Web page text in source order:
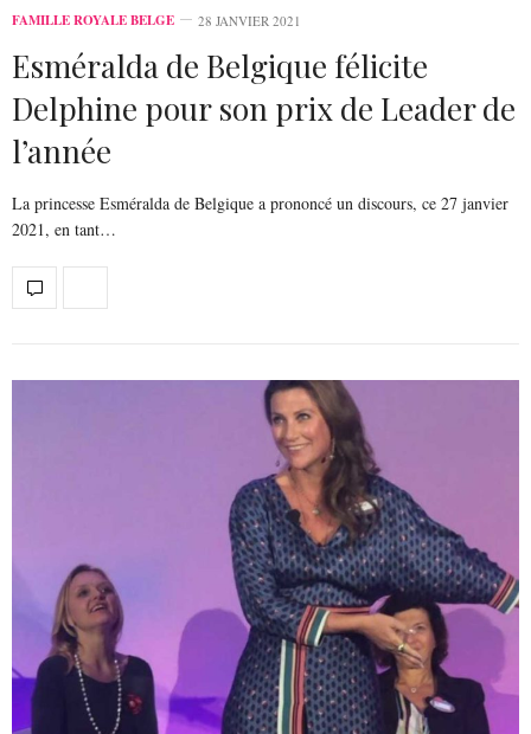
FAMILLE ROYALE BELGE 28 JANVIER 2021
Esméralda de Belgique félicite
Delphine pour son prix de Leader de
l’année
La princesse Esméralda de Belgique a prononcé un discours, ce 27 janvier
2021, en tant…